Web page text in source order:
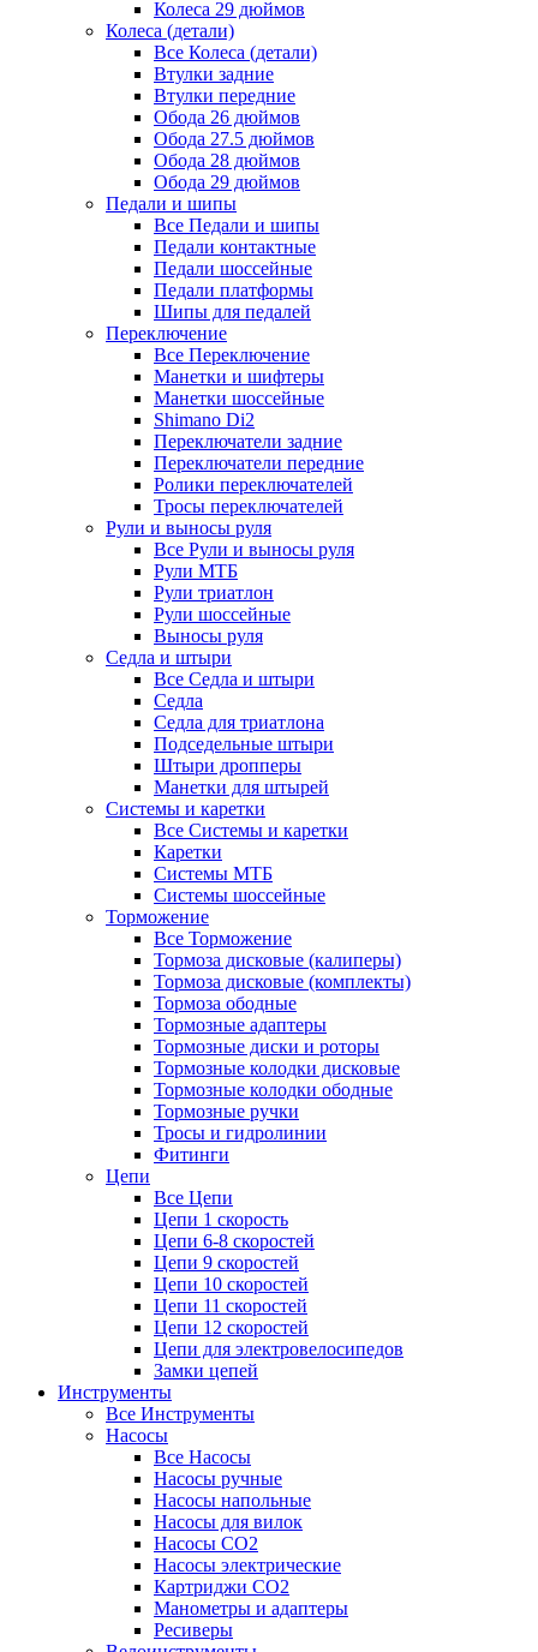
Колеса 29 дюймов
Колеса (детали)
Все Колеса (детали)
Втулки задние
Втулки передние
Обода 26 дюймов
Обода 27.5 дюймов
Обода 28 дюймов
Обода 29 дюймов
Педали и шипы
Все Педали и шипы
Педали контактные
Педали шоссейные
Педали платформы
Шипы для педалей
Переключение
Все Переключение
Манетки и шифтеры
Манетки шоссейные
Shimano Di2
Переключатели задние
Переключатели передние
Ролики переключателей
Тросы переключателей
Рули и выносы руля
Все Рули и выносы руля
Рули МТБ
Рули триатлон
Рули шоссейные
Выносы руля
Седла и штыри
Все Седла и штыри
Седла
Седла для триатлона
Подседельные штыри
Штыри дропперы
Манетки для штырей
Системы и каретки
Все Системы и каретки
Каретки
Системы МТБ
Системы шоссейные
Торможение
Все Торможение
Тормоза дисковые (калиперы)
Тормоза дисковые (комплекты)
Тормоза ободные
Тормозные адаптеры
Тормозные диски и роторы
Тормозные колодки дисковые
Тормозные колодки ободные
Тормозные ручки
Тросы и гидролинии
Фитинги
Цепи
Все Цепи
Цепи 1 скорость
Цепи 6-8 скоростей
Цепи 9 скоростей
Цепи 10 скоростей
Цепи 11 скоростей
Цепи 12 скоростей
Цепи для электровелосипедов
Замки цепей
Инструменты
Все Инструменты
Насосы
Все Насосы
Насосы ручные
Насосы напольные
Насосы для вилок
Насосы CO2
Насосы электрические
Картриджи CO2
Манометры и адаптеры
Ресиверы